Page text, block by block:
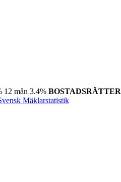
12 mån 3.4% BOSTADSRÄTTER
Mäklarstatistik